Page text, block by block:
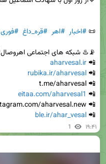
📜 #اخبار #اهر #قره_داغ #فوری
📲
aharvesal.ir
📲
rubika.ir/aharvesal
📲
eitaa.com/aharvesal1
📲
ble.ir/ahar_vesal
1 ۱۹:۴۱